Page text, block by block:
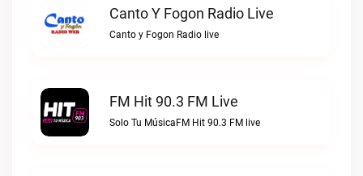
Canto Y Fogon Radio Live
Canto y Fogon Radio live
FM Hit 90.3 FM Live
Solo Tu MúsicaFM Hit 90.3 FM live